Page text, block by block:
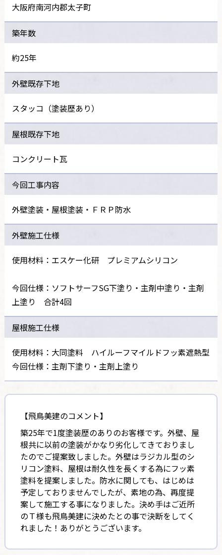
大阪府南河内郡太子町
築年数
約25年
外壁既存下地
スタッコ（塗装歴あり）
屋根既存下地
コンクリート瓦
今回工事内容
外壁塗装・屋根塗装・ＦＲＰ防水
外壁施工仕様
使用材料：エスケー化研 プレミアムシリコン
今回仕様：ソフトサーフSG下塗り・主剤中塗り・主剤
上塗り 合計4回
屋根施工仕様
使用材料：大同塗料 ハイルーフマイルドフッ素遮熱型
今回仕様：主剤下塗り・主剤上塗り
【飛鳥美建のコメント】
築25年で1度塗装歴のありのお客様です。外壁、屋
根共に以前の塗装がかなり劣化してきておりまし
たのでご提案致しました。外壁はラジカル型のシ
リコン塗料、屋根は耐久性を長くする為にフッ素
塗料を提案しました。防水に関しても、はじめは
予定しておりませんでしたが、素地の為、再度提
案して施工する事になりました。決め手はご近所
のＴ様も飛鳥美建に決めたとの事で決断をしてく
れました！ありがとうございます。